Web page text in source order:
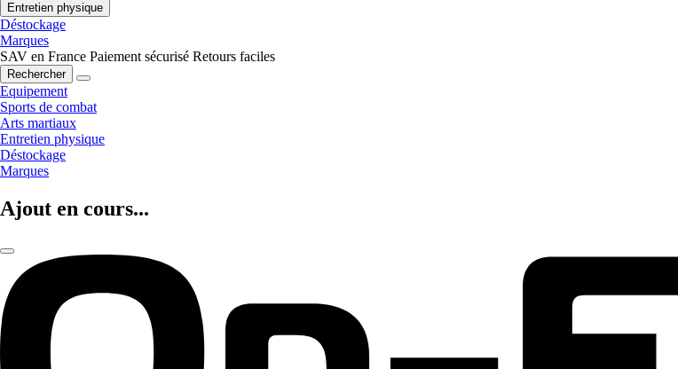
Entretien physique
Déstockage
Marques
SAV en France Paiement sécurisé Retours faciles
Rechercher
Equipement
Sports de combat
Arts martiaux
Entretien physique
Déstockage
Marques
Ajout en cours...